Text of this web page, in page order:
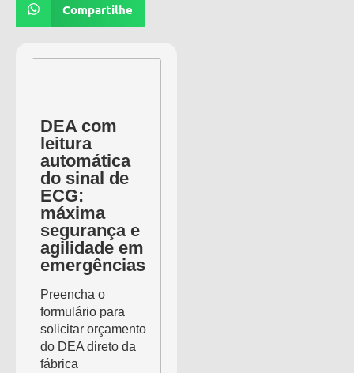
Compartilhe
DEA com
leitura
automática
do sinal de
ECG:
máxima
segurança e
agilidade em
emergências
Preencha o
formulário para
solicitar orçamento
do DEA direto da
fábrica